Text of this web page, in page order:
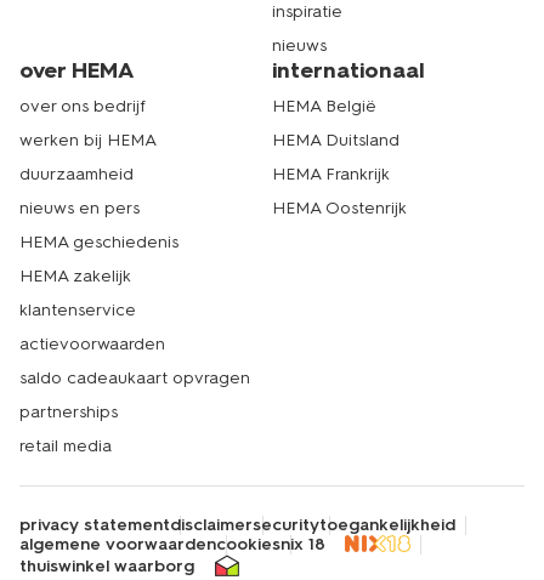
inspiratie
nieuws
over HEMA
over ons bedrijf
werken bij HEMA
duurzaamheid
nieuws en pers
HEMA geschiedenis
HEMA zakelijk
klantenservice
actievoorwaarden
saldo cadeaukaart opvragen
partnerships
retail media
internationaal
HEMA België
HEMA Duitsland
HEMA Frankrijk
HEMA Oostenrijk
privacy statementdisclaimersecuritytoegankelijkheid
algemene voorwaardencookiesnix 18
thuiswinkel waarborg